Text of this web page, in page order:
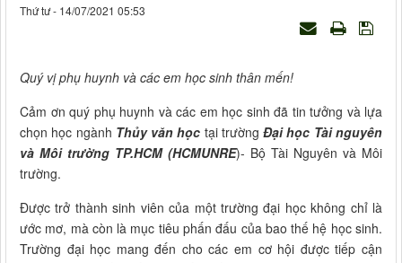
Thứ tư - 14/07/2021 05:53
Quý vị phụ huynh và các em học sinh thân mến!
Cảm ơn quý phụ huynh và các em học sinh đã tin tưởng và lựa
chọn học ngành Thủy văn học tại trườngĐại học Tài nguyên
và Môi trường TP.HCM (HCMUNRE)- Bộ Tài Nguyên và Môi
trường.
Được trở thành sinh viên của một trường đại học không chỉ là
ước mơ, mà còn là mục tiêu phấn đấu của bao thế hệ học sinh.
Trường đại học mang đến cho các em cơ hội được tiếp cận